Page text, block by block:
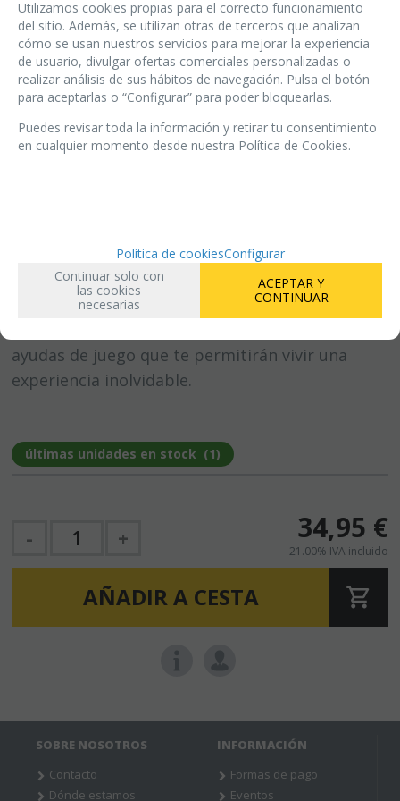
deberán hacer lo posible por detener una fuerza
maligna que se alimenta del pánico de los
ciudadanos, pero no disponen de mucho tiempo
antes de que el auténtico horror sea conjurado
desde otro mundo ajeno al suyo.
Hasta cinco jugadores y un Director de Juego
participado en un juego de narración
compartida, esta caja de inicio es el medio ideal
para explorar la ambientación de Arkham
ayudas de juego que te permitirán vivir una
experiencia inolvidable.
últimas unidades en stock (1)
- + 34,95 €
21.00% IVA incluido
AÑADIR A CESTA
SOBRE NOSOTROS
Contacto
Dónde estamos
INFORMACIÓN
Formas de pago
Eventos
Utilizamos cookies propias para el correcto funcionamiento
del sitio. Además, se utilizan otras de terceros que analizan
cómo se usan nuestros servicios para mejorar la experiencia
de usuario, divulgar ofertas comerciales personalizadas o
realizar análisis de sus hábitos de navegación. Pulsa el botón
para aceptarlas o “Configurar” para poder bloquearlas.
Puedes revisar toda la información y retirar tu consentimiento
en cualquier momento desde nuestra Política de Cookies.
Política de cookiesConfigurar
Continuar solo con
las cookies
necesarias
ACEPTAR Y
CONTINUAR